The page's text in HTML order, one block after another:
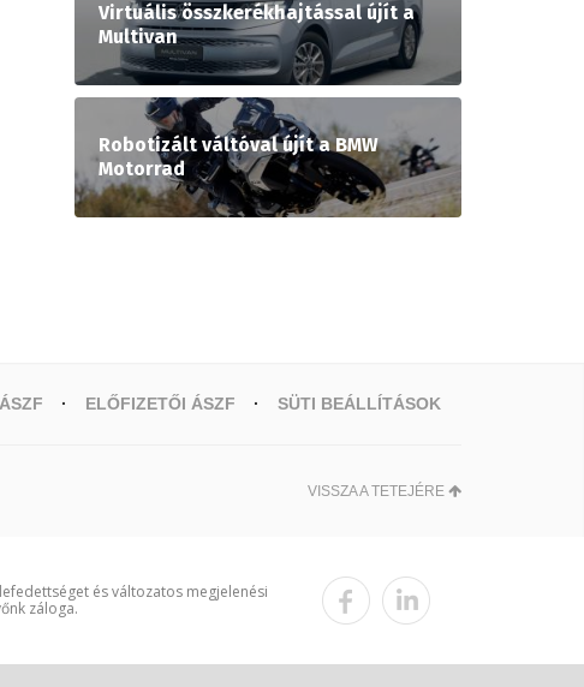
Virtuális összkerékhajtással újít a
Multivan
Robotizált váltóval újít a BMW
Motorrad
ELŐFIZETŐI ÁSZF SÜTI BEÁLLÍTÁSOK
VISSZA A TETEJÉRE
és változatos megjelenési
záloga.